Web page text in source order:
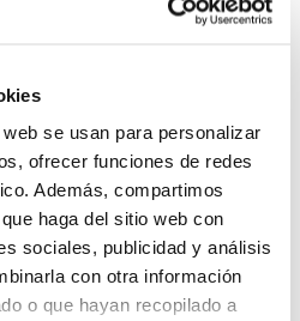
se usan para personalizar
ofrecer funciones de redes
Además, compartimos
haga del sitio web con
sociales, publicidad y análisis
con otra información
o que hayan recopilado a
y al planeta.
y bienestar. Es
misión es hacer
sostenible, el
de la práctica
número de
de nuestras marcas